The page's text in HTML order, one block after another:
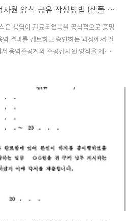
용역준공계 양식 준공검사원 양식 공유 작성방법 (샘플 서식 무료 공유)
은 용역이 완료되었음을 공식적으로 증명
결과를 검토하고 승인하는 과정에서 필
용역준공계와 준공검사원 양식을 제공
용역준공계 양식 (샘플)용역준공계계약
계약일자: __________년 ___월 ___일
수행업체:
사업자등록번호: _________________
___________)용역 수행 기간: